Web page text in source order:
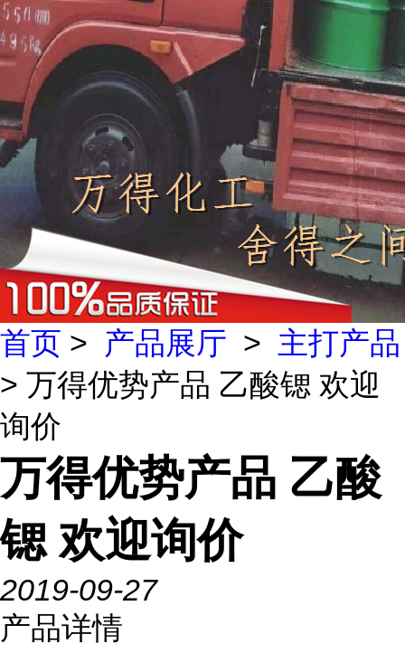
首页 > 产品展厅 > 主打产品
> 万得优势产品 乙酸锶 欢迎
询价
万得优势产品 乙酸
锶 欢迎询价
2019-09-27
产品详情